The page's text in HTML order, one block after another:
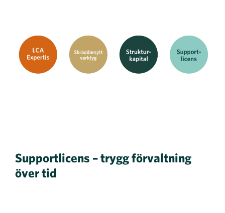
Supportlicens – trygg förvaltning
över tid